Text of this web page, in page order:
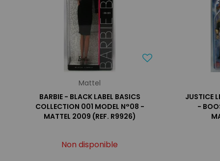
Mattel
BARBIE - BLACK LABEL BASICS
COLLECTION 001 MODEL N°08 -
MATTEL 2009 (REF. R9926)
Non disponible
JUSTICE
-